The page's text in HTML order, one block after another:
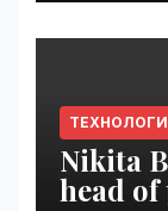
Nikita
head